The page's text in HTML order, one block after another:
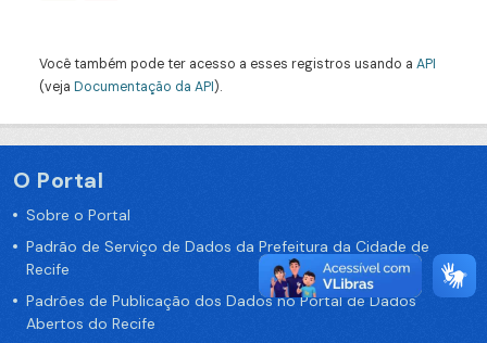
Você também pode ter acesso a esses registros usando a API
(veja Documentação da API).
O Portal
Sobre o Portal
Padrão de Serviço de Dados da Prefeitura da Cidade de
Recife
Padrões de Publicação dos Dados no Portal de Dados
Abertos do Recife